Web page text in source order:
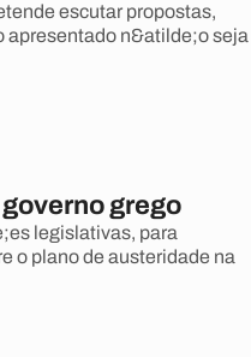
escutar propostas,
apresentado n&atilde;o seja
grego
legislativas, para
o plano de austeridade na